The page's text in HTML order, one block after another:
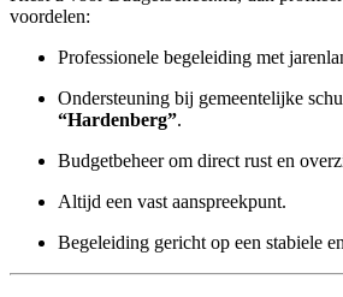
voordelen:
Professionele begeleiding met
Ondersteuning bij gemeentelijke
“Hardenberg”.
Budgetbeheer om direct rust en
Altijd een vast aanspreekpunt.
Begeleiding gericht op een stabiele